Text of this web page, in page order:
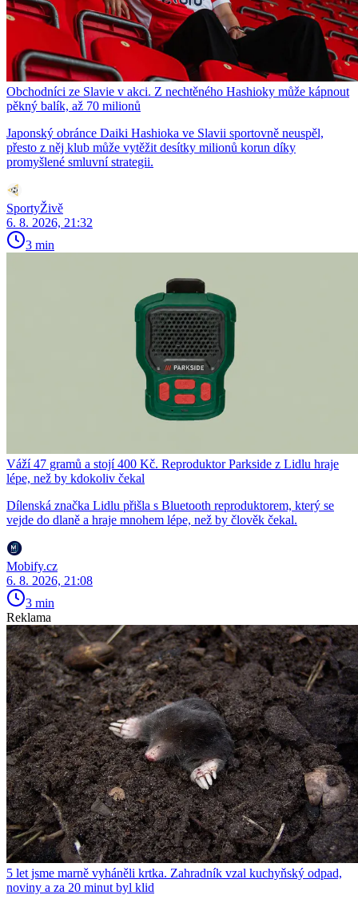
Obchodníci ze Slavie v akci. Z nechtěného Hashioky může kápnout
pěkný balík, až 70 milionů
Japonský obránce Daiki Hashioka ve Slavii sportovně neuspěl,
přesto z něj klub může vytěžit desítky milionů korun díky
promyšlené smluvní strategii.
SportyŽivě
6. 8. 2026, 21:32
3 min
Váží 47 gramů a stojí 400 Kč. Reproduktor Parkside z Lidlu hraje
lépe, než by kdokoliv čekal
Dílenská značka Lidlu přišla s Bluetooth reproduktorem, který se
vejde do dlaně a hraje mnohem lépe, než by člověk čekal.
Mobify.cz
6. 8. 2026, 21:08
3 min
Reklama
5 let jsme marně vyháněli krtka. Zahradník vzal kuchyňský odpad,
noviny a za 20 minut byl klid